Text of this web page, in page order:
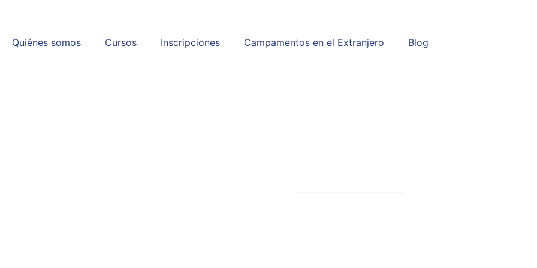
Quiénes somos Cursos Inscripciones Campamentos en el Extranjero Blog